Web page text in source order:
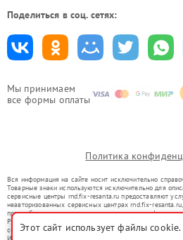
Мы принимаем
все формы оплаты
Поделиться в соц. сетях:
Политика
Вся информация на сайте носит исключительно
Товарные знаки используются исключительно для
сервисные центры rnd.fix-resanta.ru предоставляют
неавторизованных сервисных центрах rnd.fix-
правообладателями товарных знаков или их
Ремонт осуществляется для устройств, уже введенных
со статьей 1487 ГК РФ.
Этот сайт использует файлы